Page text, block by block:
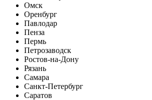
Омск
Оренбург
Павлодар
Пенза
Пермь
Петрозаводск
Ростов-на-Дону
Рязань
Самара
Санкт-Петербург
Саратов